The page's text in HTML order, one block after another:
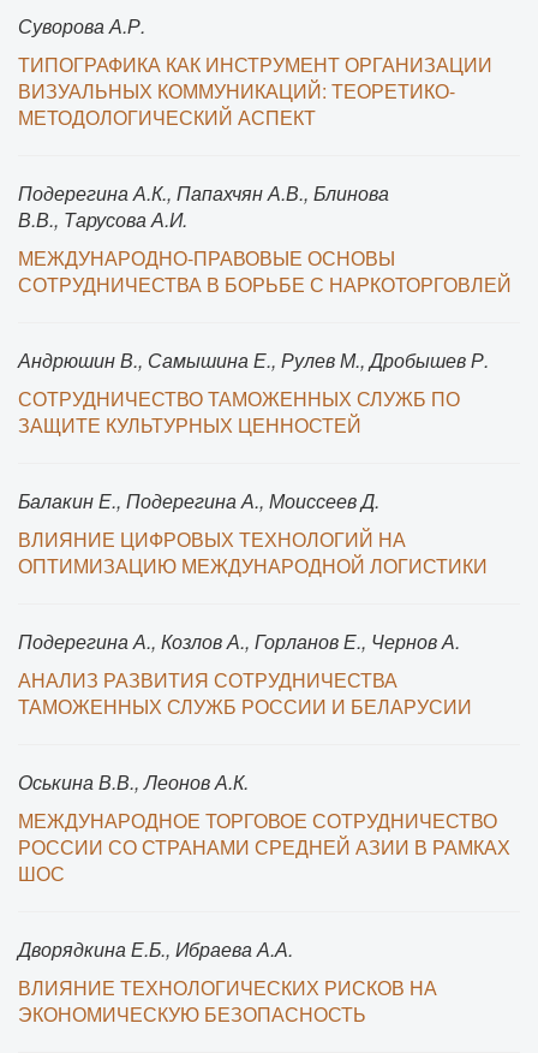
Суворова А.Р.
ТИПОГРАФИКА КАК ИНСТРУМЕНТ ОРГАНИЗАЦИИ
ВИЗУАЛЬНЫХ КОММУНИКАЦИЙ: ТЕОРЕТИКО-
МЕТОДОЛОГИЧЕСКИЙ АСПЕКТ
Подерегина А.К., Папахчян А.В., Блинова
В.В., Тарусова А.И.
МЕЖДУНАРОДНО-ПРАВОВЫЕ ОСНОВЫ
СОТРУДНИЧЕСТВА В БОРЬБЕ С НАРКОТОРГОВЛЕЙ
Андрюшин В., Самышина Е., Рулев М., Дробышев Р.
СОТРУДНИЧЕСТВО ТАМОЖЕННЫХ СЛУЖБ ПО
ЗАЩИТЕ КУЛЬТУРНЫХ ЦЕННОСТЕЙ
Балакин Е., Подерегина А., Моиссеев Д.
ВЛИЯНИЕ ЦИФРОВЫХ ТЕХНОЛОГИЙ НА
ОПТИМИЗАЦИЮ МЕЖДУНАРОДНОЙ ЛОГИСТИКИ
Подерегина А., Козлов А., Горланов Е., Чернов А.
АНАЛИЗ РАЗВИТИЯ СОТРУДНИЧЕСТВА
ТАМОЖЕННЫХ СЛУЖБ РОССИИ И БЕЛАРУСИИ
Оськина В.В., Леонов А.К.
МЕЖДУНАРОДНОЕ ТОРГОВОЕ СОТРУДНИЧЕСТВО
РОССИИ СО СТРАНАМИ СРЕДНЕЙ АЗИИ В РАМКАХ
ШОС
Дворядкина Е.Б., Ибраева А.А.
ВЛИЯНИЕ ТЕХНОЛОГИЧЕСКИХ РИСКОВ НА
ЭКОНОМИЧЕСКУЮ БЕЗОПАСНОСТЬ